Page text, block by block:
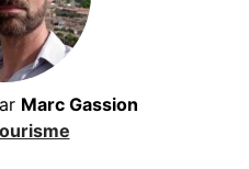
Marc Gassion